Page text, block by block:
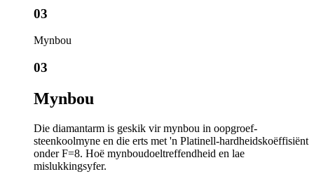
03
Mynbou
03
Mynbou
Die diamantarm is geskik vir mynbou in oopgroef-
steenkoolmyne en die erts met 'n Platinell-hardheidskoëffisiënt
onder F=8. Hoë mynboudoeltreffendheid en lae
mislukkingsyfer.